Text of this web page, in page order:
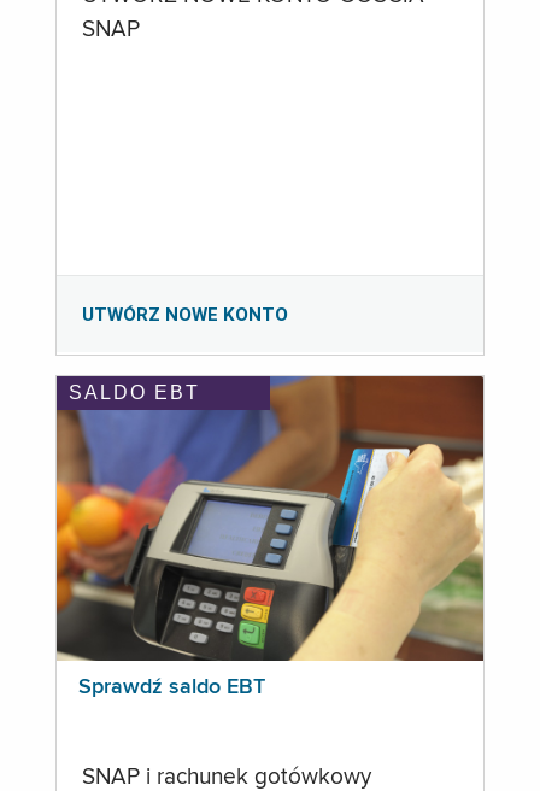
SNAP
UTWÓRZ NOWE KONTO
SALDO EBT
Sprawdź saldo EBT
SNAP i rachunek gotówkowy